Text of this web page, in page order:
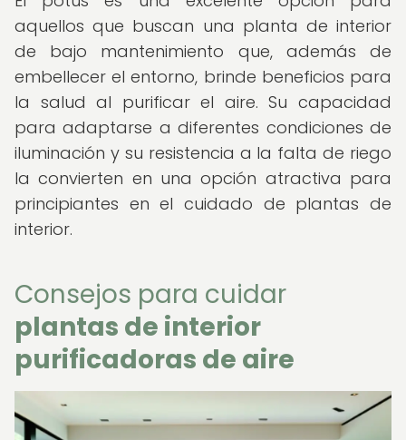
aquellos que buscan una planta de interior
de bajo mantenimiento que, además de
embellecer el entorno, brinde beneficios para
la salud al purificar el aire. Su capacidad
para adaptarse a diferentes condiciones de
iluminación y su resistencia a la falta de riego
la convierten en una opción atractiva para
principiantes en el cuidado de plantas de
interior.
Consejos para cuidar
plantas de interior
purificadoras de aire